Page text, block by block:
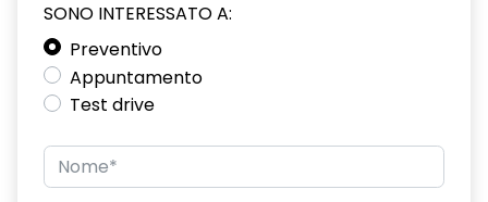
SONO INTERESSATO A:
Preventivo
Appuntamento
Test drive